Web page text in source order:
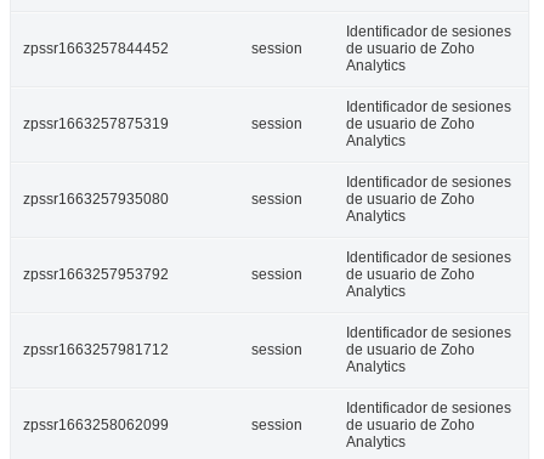
zpssr1663257844452 session
Identificador de sesiones
de usuario de Zoho
Analytics
zpssr1663257875319 session
Identificador de sesiones
de usuario de Zoho
Analytics
zpssr1663257935080 session
Identificador de sesiones
de usuario de Zoho
Analytics
zpssr1663257953792 session
Identificador de sesiones
de usuario de Zoho
Analytics
zpssr1663257981712 session
Identificador de sesiones
de usuario de Zoho
Analytics
zpssr1663258062099 session
Identificador de sesiones
de usuario de Zoho
Analytics